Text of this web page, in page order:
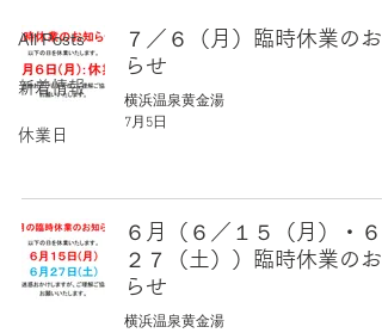
All Posts
新着情報
休業日
７／６（月）臨時休業のお
らせ
横浜温泉黄金湯
7月5日
６月（６／１５（月）・６
２７（土））臨時休業のお
らせ
横浜温泉黄金湯